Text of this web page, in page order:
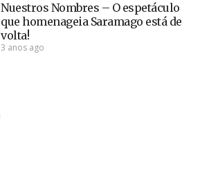
Nuestros Nombres – O espetáculo
que homenageia Saramago está de
volta!
3 anos ago